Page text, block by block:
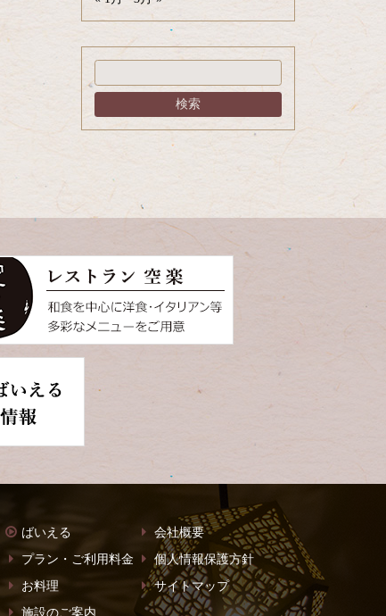
ばいえる
プラン・ご利用料金
お料理
施設のご案内
会社概要
個人情報保護方針
サイトマップ